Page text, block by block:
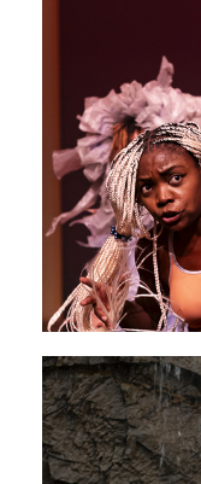
Mbok’Elengi
11 - 13 mars 2026
PAVILLON ADC